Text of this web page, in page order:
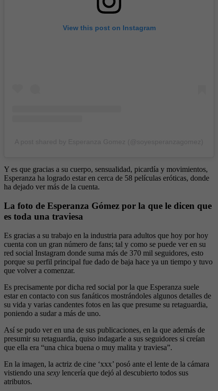
View this post on Instagram
Y es que gracias a su cuerpo, sensualidad, picardía y movimientos,
Esperanza ha logrado estar en cerca de 58 películas eróticas, donde
ha dejado ver más de la cuenta.
La foto de Esperanza Gómez por la que le dicen que
es toda una traviesa
Es gracias a su trabajo en la industria para adultos que hoy por hoy
cuenta con un gran número de fans; tal y como se puede ver en su
red social Instagram donde suma más de 370 mil seguidores, esto
porque su perfil principal fue dado de baja hace ya un tiempo y tuvo
que volver a comenzar.
Es precisamente por dicha red social por la que Esperanza suele
estar en contacto con sus fanáticos mostrándoles algunos detalles de
su vida y varias candentes fotos en las que presume su retaguardia,
poniendo a sudar a más de uno.
Así se pudo ver en una de sus publicaciones, en la que además de
presumir su retaguardia, quiso indagarle a sus seguidores si creían
que ella era “una chica buena o muy malita y traviesa”.
En la imagen, la actriz de cine ‘xxx’ posó ante el lente de la cámara
vistiendo una sexy lencería que dejó al descubierto todos sus
atributos.